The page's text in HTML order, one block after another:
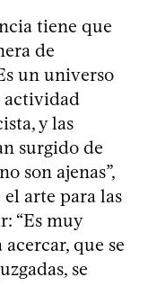
tiene que
de
un universo
actividad
y las
surgido de
son ajenas”,
el arte para las
“Es muy
que se
se